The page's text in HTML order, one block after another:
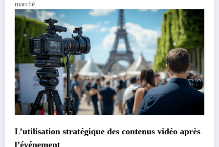
marché.
L’utilisation stratégique des contenus vidéo après
l’événement